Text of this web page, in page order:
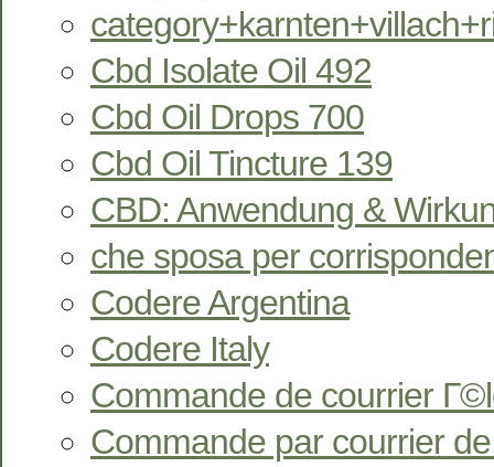
Cbd Isolate Oil 492
Cbd Oil Drops 700
Cbd Oil Tincture 139
CBD: Anwendung &
che sposa per
Codere Argentina
Codere Italy
Commande de courrier
Commande par courrier